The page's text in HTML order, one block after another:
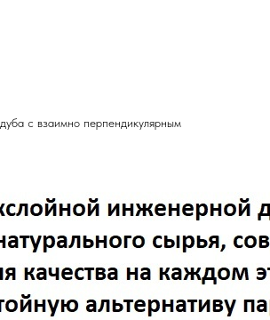
с взаимно перпендикулярным